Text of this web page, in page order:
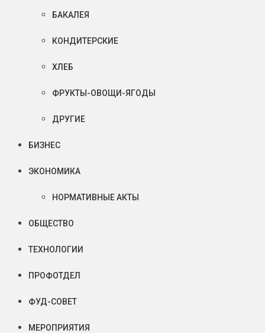
БАКАЛЕЯ
КОНДИТЕРСКИЕ
ХЛЕБ
ФРУКТЫ-ОВОЩИ-ЯГОДЫ
ДРУГИЕ
БИЗНЕС
ЭКОНОМИКА
НОРМАТИВНЫЕ АКТЫ
ОБЩЕСТВО
ТЕХНОЛОГИИ
ПРОФОТДЕЛ
ФУД-СОВЕТ
МЕРОПРИЯТИЯ